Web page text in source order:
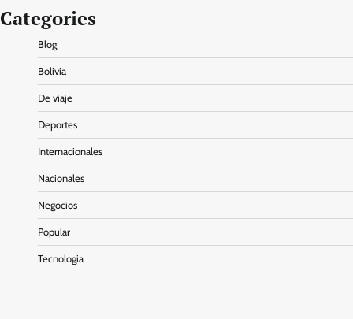
Categories
Blog
Bolivia
De viaje
Deportes
Internacionales
Nacionales
Negocios
Popular
Tecnologia